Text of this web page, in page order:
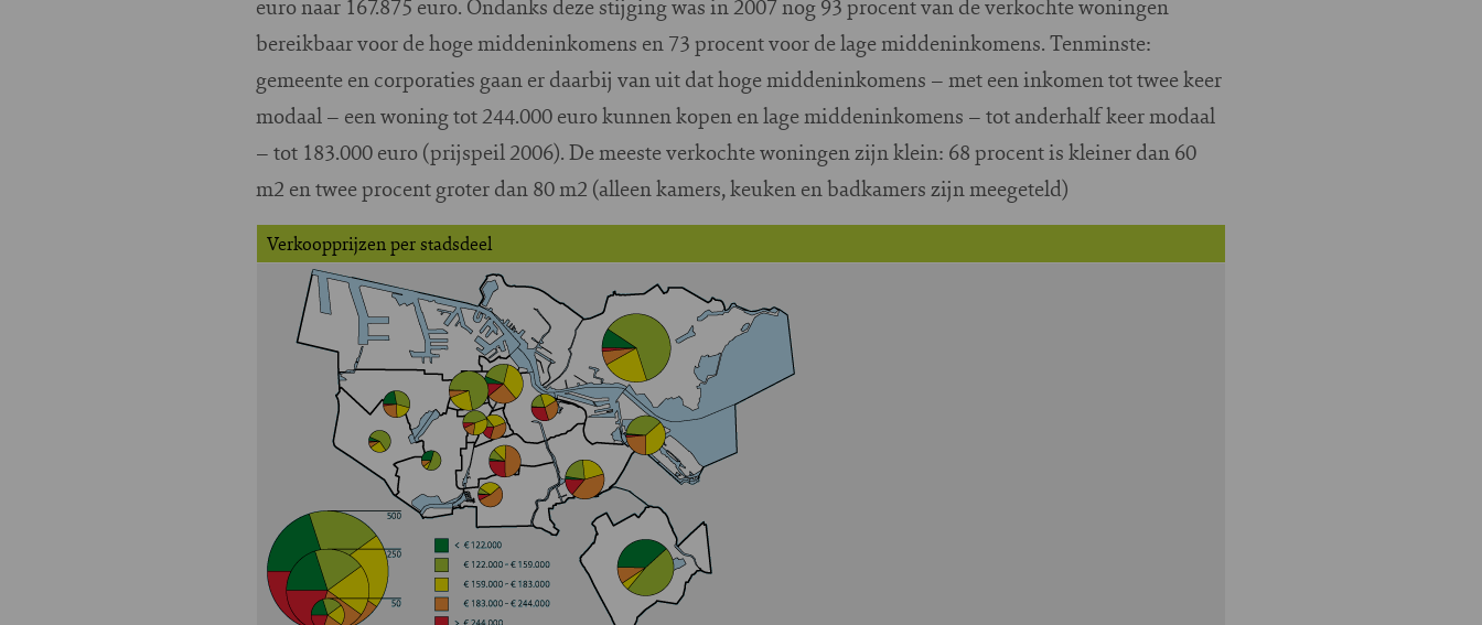
bereikbaar voor de hoge middeninkomens en 73 procent voor de lage middeninkomens. Tenminste:
gemeente en corporaties gaan er daarbij van uit dat hoge middeninkomens – met een inkomen tot twee keer
modaal – een woning tot 244.000 euro kunnen kopen en lage middeninkomens – tot anderhalf keer modaal
– tot 183.000 euro (prijspeil 2006). De meeste verkochte woningen zijn klein: 68 procent is kleiner dan 60
m2 en twee procent groter dan 80 m2 (alleen kamers, keuken en badkamers zijn meegeteld)
Verkoopprijzen per stadsdeel